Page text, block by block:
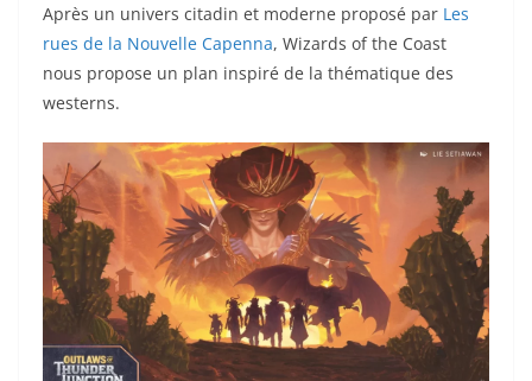
Après un univers citadin et moderne proposé par Les
rues de la Nouvelle Capenna, Wizards of the Coast
nous propose un plan inspiré de la thématique des
westerns.